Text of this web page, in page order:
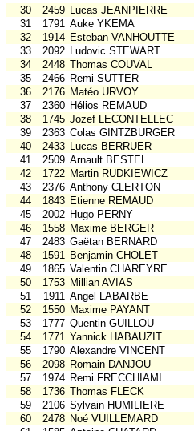
30
2459 Lucas JEANPIERRE
31
1791 Auke YKEMA
32
1914 Esteban VANHOUTTE
33
2092 Ludovic STEWART
34
2448 Thomas COUVAL
35
2466 Remi SUTTER
36
2176 Matéo URVOY
37
2360 Hélios REMAUD
38
1745 Jozef LECONTELLEC
39
2363 Colas GINTZBURGER
40
2433 Lucas BERRUER
41
2509 Arnault BESTEL
42
1722 Martin RUDKIEWICZ
43
2376 Anthony CLERTON
44
1843 Etienne REMAUD
45
2002 Hugo PERNY
46
1558 Maxime BERGER
47
2483 Gaëtan BERNARD
48
1591 Benjamin CHOLET
49
1865 Valentin CHAREYRE
50
1753 Millian AVIAS
51
1911 Angel LABARBE
52
1550 Maxime PAYANT
53
1777 Quentin GUILLOU
54
1771 Yannick HABAUZIT
55
1790 Alexandre VINCENT
56
2098 Romain DANJOU
57
1974 Remi FRECCHIAMI
58
1736 Thomas FLECK
59
2106 Sylvain HUMILIERE
60
2478 Noé VUILLEMARD